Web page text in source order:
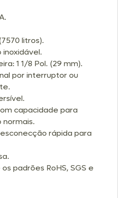
litros).
inoxidável.
1 1/8 Pol. (29 mm).
por interruptor ou
capacidade para
rápida para
padrões RoHS, SGS e